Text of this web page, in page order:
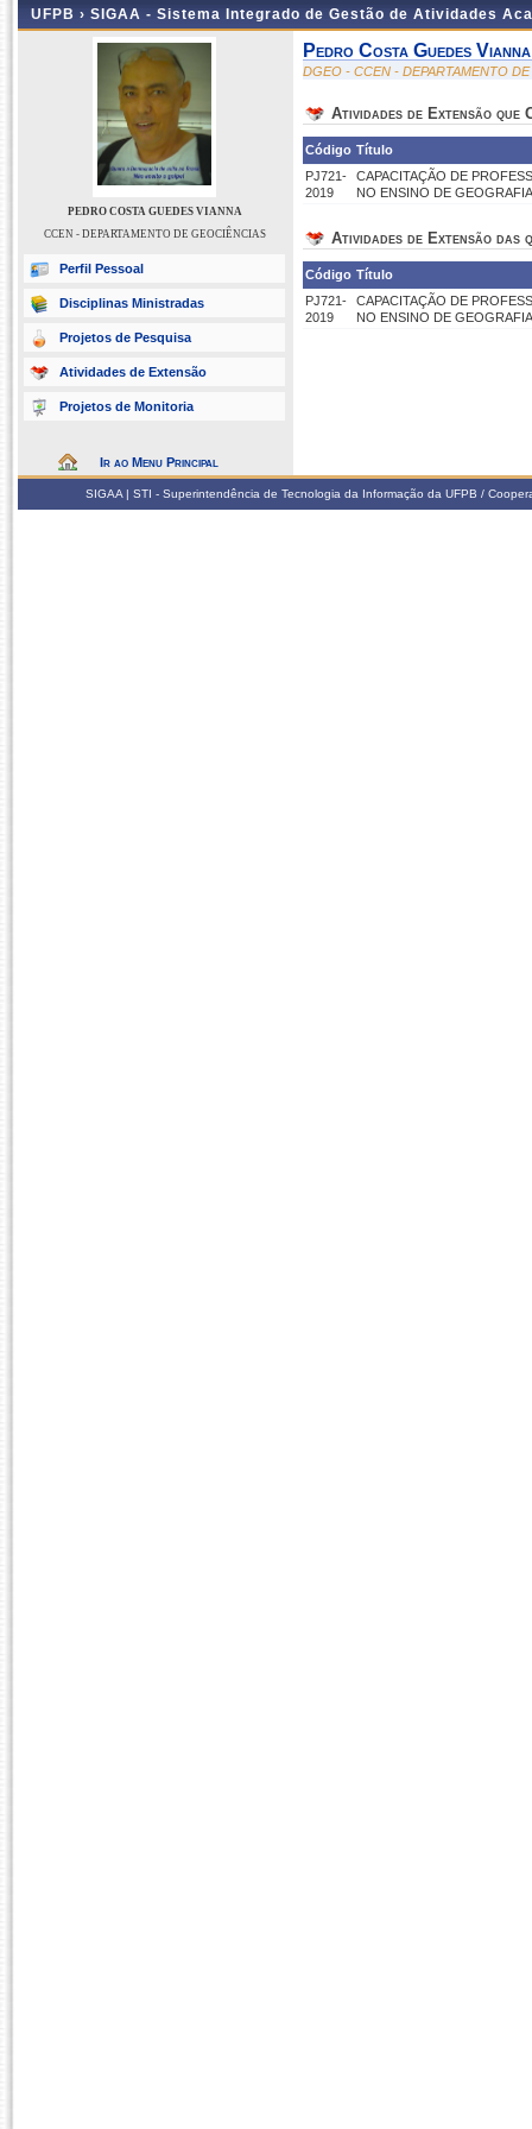
UFPB › SIGAA - Sistema Integrado de Gestão de Atividades
PEDRO COSTA GUEDES VIANNA
CCEN - DEPARTAMENTO DE GEOCIÊNCIAS
Perfil Pessoal
Disciplinas Ministradas
Projetos de Pesquisa
Atividades de Extensão
Projetos de Monitoria
Ir ao Menu Principal
Pedro Costa Guedes Vianna
DGEO - CCEN - DEPARTAMENTO
Atividades de Extensão que
Código Título
PJ721-
2019
CAPACITAÇÃO DE
NO ENSINO DE
Atividades de Extensão das
Código Título
PJ721-
2019
CAPACITAÇÃO DE
NO ENSINO DE
SIGAA | STI - Superintendência de Tecnologia da Informação da UFPB /